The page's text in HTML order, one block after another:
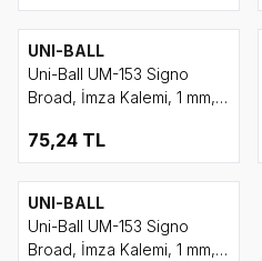
UNI-BALL
Uni-Ball UM-153 Signo
Broad, İmza Kalemi, 1 mm,
75,24 TL
UNI-BALL
Uni-Ball UM-153 Signo
Broad, İmza Kalemi, 1 mm,